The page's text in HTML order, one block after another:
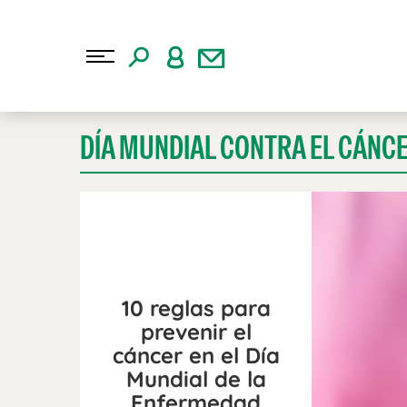
DÍA MUNDIAL CONTRA EL
10 reglas para
prevenir el
cáncer en el Día
Mundial de la